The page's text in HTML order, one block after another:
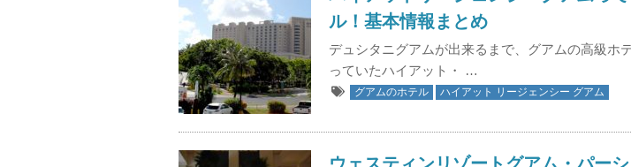
ル！基本情報まとめ
デュシタニグアムが出来るまで、グアムの高級ホ
っていたハイアット・ …
グアムのホテル ハイアット リージェンシー グアム
ウェスティンリゾートグアム・パー